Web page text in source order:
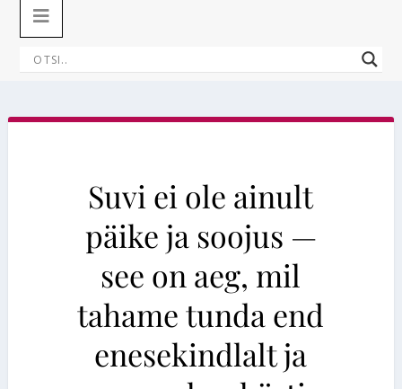
Suvi ei ole ainult
päike ja soojus —
see on aeg, mil
tahame tunda end
enesekindlalt ja